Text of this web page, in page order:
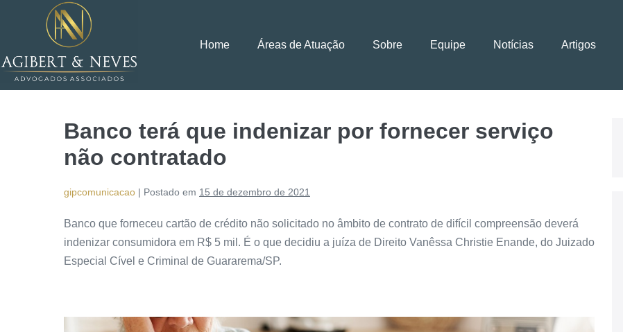
Home Áreas de Atuação Sobre Equipe Notícias Artigos
Banco terá que indenizar por fornecer serviço
não contratado
gipcomunicacao | Postado em 15 de dezembro de 2021
Banco que forneceu cartão de crédito não solicitado no âmbito de contrato de difícil compreensão deverá
indenizar consumidora em R$ 5 mil. É o que decidiu a juíza de Direito Vanêssa Christie Enande, do Juizado
Especial Cível e Criminal de Guararema/SP.